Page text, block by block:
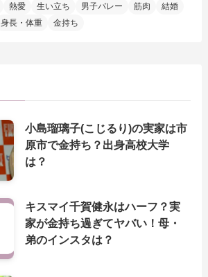
熱愛 生い立ち 男子バレー 筋肉
結婚
身長・体重 金持ち
小島瑠璃子(こじるり)の実家は市
原市で金持ち？出身高校大学
は？
キスマイ千賀健永はハーフ？実
家が金持ち過ぎてヤバい！母・
弟のインスタは？